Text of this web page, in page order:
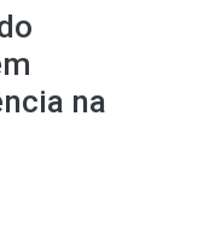
na